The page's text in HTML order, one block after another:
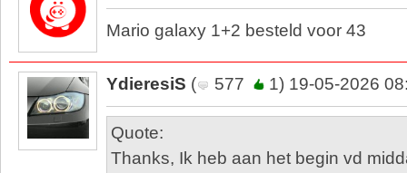
Mario galaxy 1+2 besteld voor 43
YdieresiS ( 577 1) 19-05-2026
Quote:
Thanks, Ik heb aan het begin vd